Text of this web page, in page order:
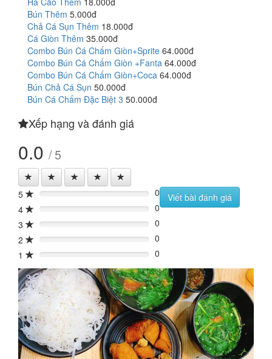
Bún Thêm 5.000đ
Chả Cá Sụn Thêm 18.000đ
Cá Giòn Thêm 35.000đ
Combo Bún Cá Chấm Giòn+Sprite 64.000đ
Combo Bún Cá Chấm Giòn +Fanta 64.000đ
Combo Bún Cá Chấm Giòn+Coca 64.000đ
Bún Chả Cá Sụn 50.000đ
Bún Cá Chấm Đặc Biệt 3 50.000đ
Xếp hạng và đánh giá
0.0 / 5
5 0%
0
4
0%
0
3
0%
0
2
0%
0
1
0% 0
Viết bài đánh giá